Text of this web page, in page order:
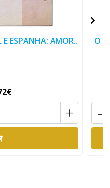
ESPANHA: AMOR..
+
O
-